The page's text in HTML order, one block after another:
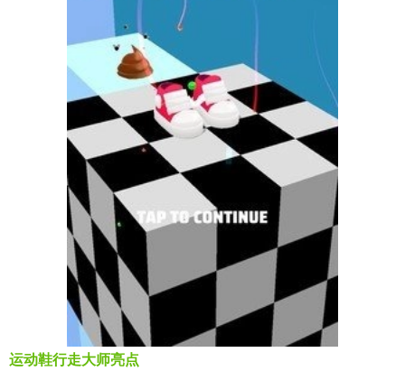
运动鞋行走大师亮点